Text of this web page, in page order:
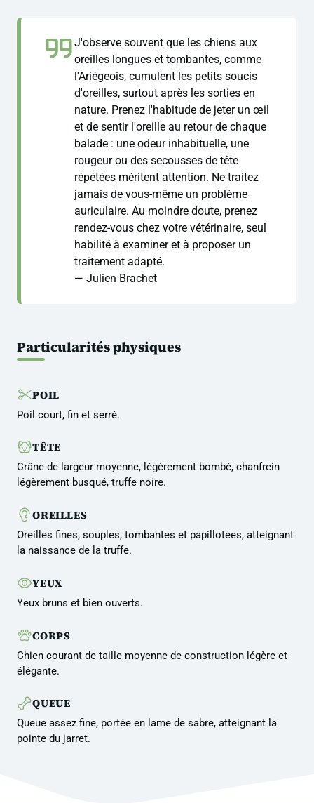
J'observe souvent que les chiens aux
oreilles longues et tombantes, comme
l'Ariégeois, cumulent les petits soucis
d'oreilles, surtout après les sorties en
nature. Prenez l'habitude de jeter un œil
et de sentir l'oreille au retour de chaque
balade : une odeur inhabituelle, une
rougeur ou des secousses de tête
répétées méritent attention. Ne traitez
jamais de vous-même un problème
auriculaire. Au moindre doute, prenez
rendez-vous chez votre vétérinaire, seul
habilité à examiner et à proposer un
traitement adapté.
— Julien Brachet
Particularités physiques
POIL
Poil court, fin et serré.
TÊTE
Crâne de largeur moyenne, légèrement bombé, chanfrein
légèrement busqué, truffe noire.
OREILLES
Oreilles fines, souples, tombantes et papillotées, atteignant
la naissance de la truffe.
YEUX
Yeux bruns et bien ouverts.
CORPS
Chien courant de taille moyenne de construction légère et
élégante.
QUEUE
Queue assez fine, portée en lame de sabre, atteignant la
pointe du jarret.